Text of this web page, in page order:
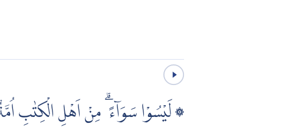
۞ لَيْسُوْا سَوَاۤءً ۗ مِنْ اَهْلِ الْكِتٰبِ